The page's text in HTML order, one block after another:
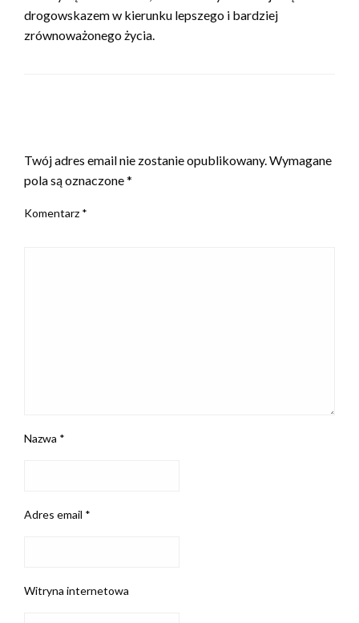
drogowskazem w kierunku lepszego i bardziej
zrównoważonego życia.
Twój adres email nie zostanie opublikowany. Wymagane
pola są oznaczone*
Komentarz *
Nazwa *
Adres email *
Witryna internetowa